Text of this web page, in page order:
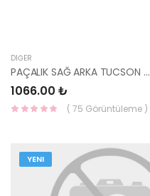
DIĞER
PAÇALIK SAĞ ARKA TUCSON 2014- 86842-D7000-HMC
1066.00 ₺
( 75 Görüntüleme )
YENI